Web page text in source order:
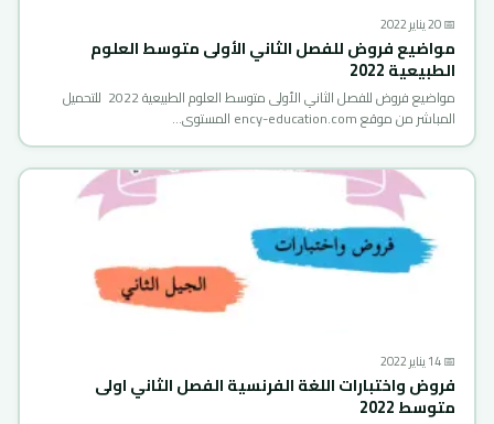
📅 20 يناير 2022
مواضيع فروض للفصل الثاني الأولى متوسط العلوم
الطبيعية 2022
مواضيع فروض للفصل الثاني الأولى متوسط العلوم الطبيعية 2022 للتحميل
المباشر من موقع ency-education.com المستوى…
📅 14 يناير 2022
فروض واختبارات اللغة الفرنسية الفصل الثاني اولى
متوسط 2022